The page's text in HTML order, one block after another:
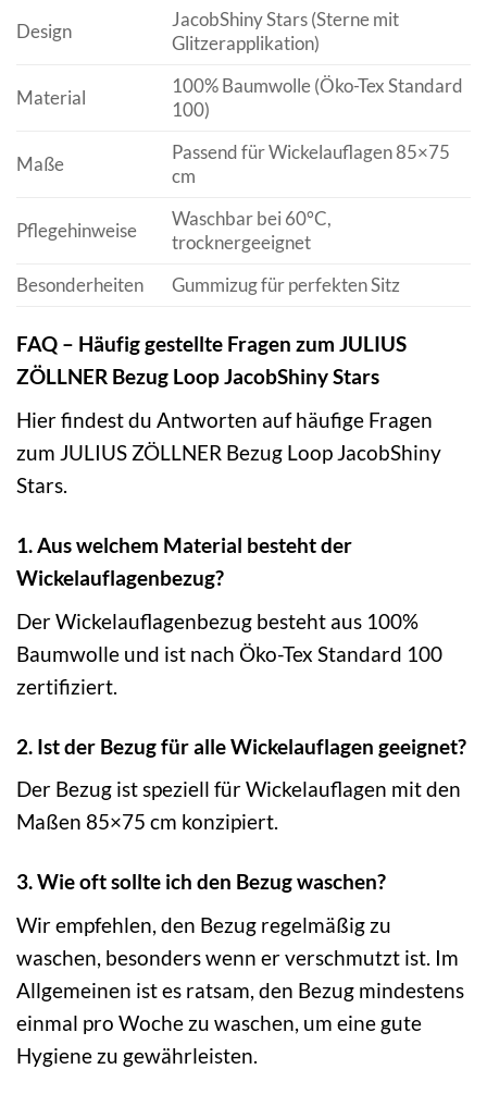
Design
JacobShiny Stars (Sterne mit
Glitzerapplikation)
Material
100% Baumwolle (Öko-Tex Standard
100)
Maße
Passend für Wickelauflagen 85×75
cm
Pflegehinweise
Waschbar bei 60°C,
trocknergeeignet
Besonderheiten
Gummizug für perfekten Sitz
FAQ – Häufig gestellte Fragen zum JULIUS
ZÖLLNER Bezug Loop JacobShiny Stars
Hier findest du Antworten auf häufige Fragen
zum JULIUS ZÖLLNER Bezug Loop JacobShiny
Stars.
1. Aus welchem Material besteht der
Wickelauflagenbezug?
Der Wickelauflagenbezug besteht aus 100%
Baumwolle und ist nach Öko-Tex Standard 100
zertifiziert.
2. Ist der Bezug für alle Wickelauflagen geeignet?
Der Bezug ist speziell für Wickelauflagen mit den
Maßen 85×75 cm konzipiert.
3. Wie oft sollte ich den Bezug waschen?
Wir empfehlen, den Bezug regelmäßig zu
waschen, besonders wenn er verschmutzt ist. Im
Allgemeinen ist es ratsam, den Bezug mindestens
einmal pro Woche zu waschen, um eine gute
Hygiene zu gewährleisten.